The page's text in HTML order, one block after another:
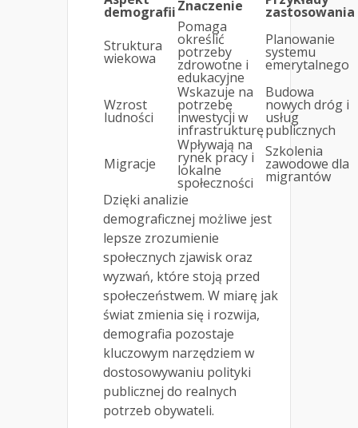
demografiiZnaczenie
zastosowania
Struktura
wiekowa
Pomaga
określić
potrzeby
zdrowotne i
edukacyjne
Planowanie
systemu
emerytalnego
Wzrost
ludności
Wskazuje na
potrzebę
inwestycji w
infrastrukturę
Budowa
nowych dróg i
usług
publicznych
Migracje
Wpływają na
rynek pracy i
lokalne
społeczności
Szkolenia
zawodowe dla
migrantów
Dzięki analizie
demograficznej możliwe jest
lepsze zrozumienie
społecznych zjawisk oraz
wyzwań, które stoją przed
społeczeństwem. W miarę jak
świat zmienia się i rozwija,
demografia pozostaje
kluczowym narzędziem w
dostosowywaniu polityki
publicznej do realnych
potrzeb obywateli.